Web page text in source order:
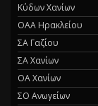
Κύδων Χανίων
ΟΑΑ Ηρακλείου
ΣΑ Γαζίου
ΣΑ Χανίων
ΟΑ Χανίων
ΣΟ Ανωγείων